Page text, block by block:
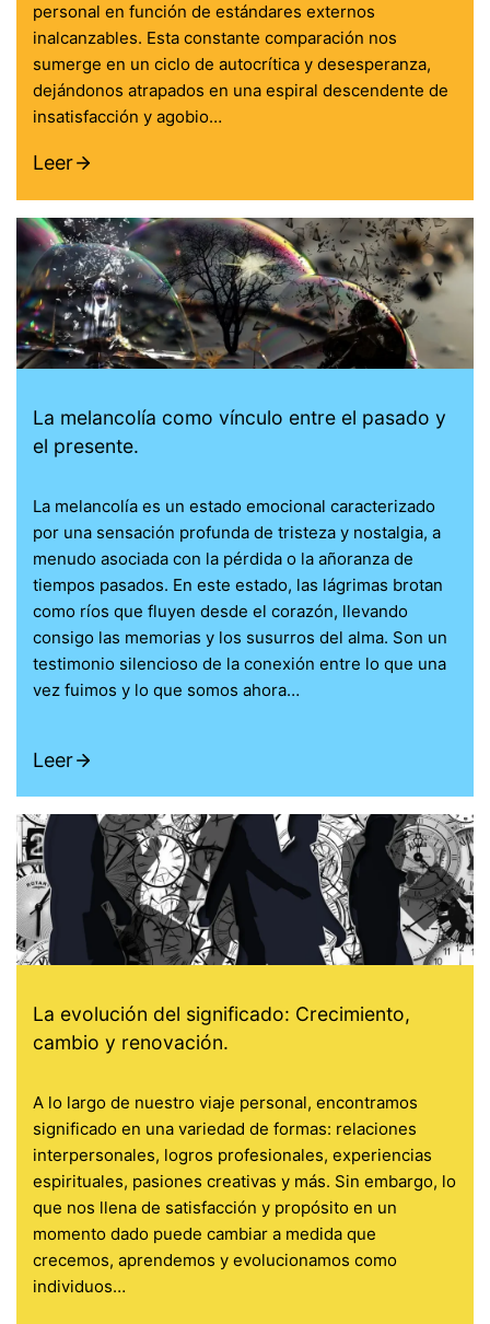
personal en función de estándares externos
inalcanzables. Esta constante comparación nos
sumerge en un ciclo de autocrítica y desesperanza,
dejándonos atrapados en una espiral descendente de
insatisfacción y agobio…
Leer
La melancolía como vínculo entre el pasado y
el presente.
La melancolía es un estado emocional caracterizado
por una sensación profunda de tristeza y nostalgia, a
menudo asociada con la pérdida o la añoranza de
tiempos pasados. En este estado, las lágrimas brotan
como ríos que fluyen desde el corazón, llevando
consigo las memorias y los susurros del alma. Son un
testimonio silencioso de la conexión entre lo que una
vez fuimos y lo que somos ahora…
Leer
La evolución del significado: Crecimiento,
cambio y renovación.
A lo largo de nuestro viaje personal, encontramos
significado en una variedad de formas: relaciones
interpersonales, logros profesionales, experiencias
espirituales, pasiones creativas y más. Sin embargo, lo
que nos llena de satisfacción y propósito en un
momento dado puede cambiar a medida que
crecemos, aprendemos y evolucionamos como
individuos…